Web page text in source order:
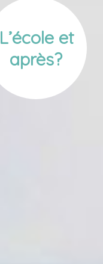
L’école et
après?